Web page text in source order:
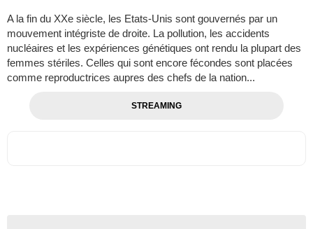
A la fin du XXe siècle, les Etats-Unis sont gouvernés par un
mouvement intégriste de droite. La pollution, les accidents
nucléaires et les expériences génétiques ont rendu la plupart des
femmes stériles. Celles qui sont encore fécondes sont placées
comme reproductrices aupres des chefs de la nation...
STREAMING